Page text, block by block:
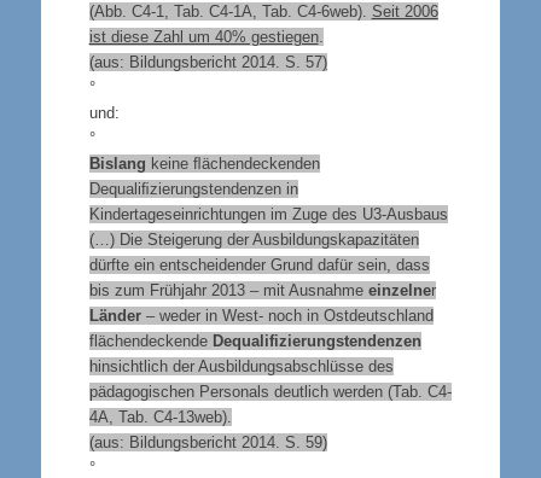
(Abb. C4-1, Tab. C4-1A, Tab. C4-6web). Seit 2006
ist diese Zahl um 40% gestiegen.
(aus: Bildungsbericht 2014. S. 57)
°
und:
°
Bislang keine ﬂächendeckenden
Dequaliﬁzierungstendenzen in
Kindertageseinrichtungen im Zuge des U3-Ausbaus
(…) Die Steigerung der Ausbildungskapazitäten
dürfte ein entscheidender Grund dafür sein, dass
bis zum Frühjahr 2013 – mit Ausnahme einzelner
Länder– weder in West- noch in Ostdeutschland
flächendeckende Dequalifizierungstendenzen
hinsichtlich der Ausbildungsabschlüsse des
pädagogischen Personals deutlich werden (Tab. C4-
4A, Tab. C4-13web).
(aus: Bildungsbericht 2014. S. 59)
°